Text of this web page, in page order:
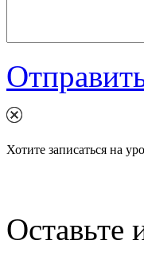
Хотите записаться на
Оставьте